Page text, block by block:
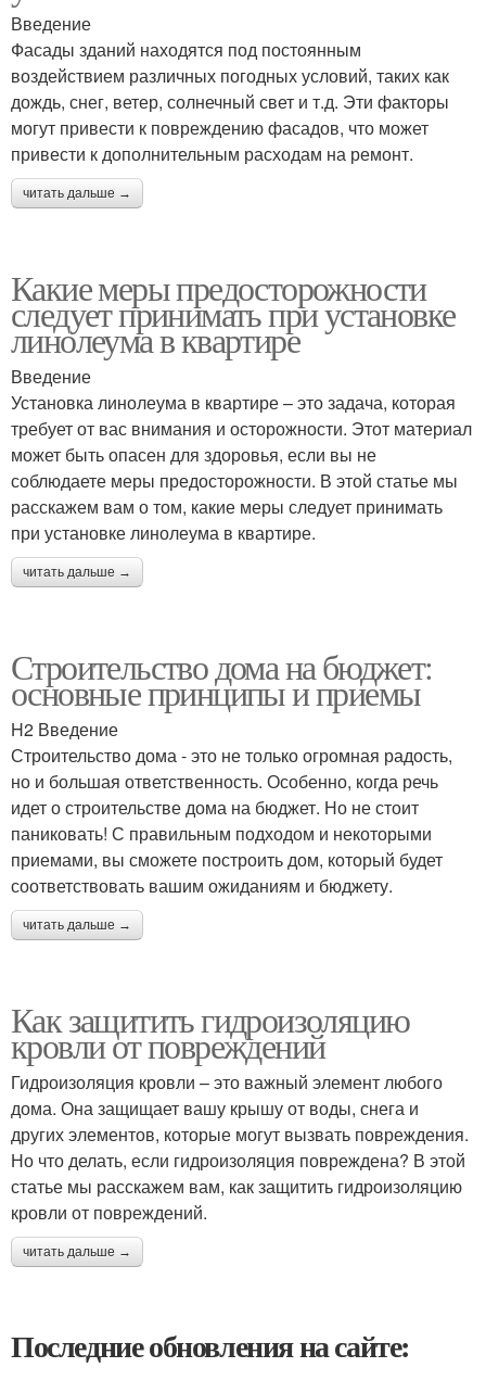
Введение
Фасады зданий находятся под постоянным
воздействием различных погодных условий, таких как
дождь, снег, ветер, солнечный свет и т.д. Эти факторы
могут привести к повреждению фасадов, что может
привести к дополнительным расходам на ремонт.
читать дальше →
Какие меры предосторожности
следует принимать при установке
линолеума в квартире
Введение
Установка линолеума в квартире – это задача, которая
требует от вас внимания и осторожности. Этот материал
может быть опасен для здоровья, если вы не
соблюдаете меры предосторожности. В этой статье мы
расскажем вам о том, какие меры следует принимать
при установке линолеума в квартире.
читать дальше →
Строительство дома на бюджет:
основные принципы и приемы
H2 Введение
Строительство дома - это не только огромная радость,
но и большая ответственность. Особенно, когда речь
идет о строительстве дома на бюджет. Но не стоит
паниковать! С правильным подходом и некоторыми
приемами, вы сможете построить дом, который будет
соответствовать вашим ожиданиям и бюджету.
читать дальше →
Как защитить гидроизоляцию
кровли от повреждений
Гидроизоляция кровли – это важный элемент любого
дома. Она защищает вашу крышу от воды, снега и
других элементов, которые могут вызвать повреждения.
Но что делать, если гидроизоляция повреждена? В этой
статье мы расскажем вам, как защитить гидроизоляцию
кровли от повреждений.
читать дальше →
Последние обновления на сайте: